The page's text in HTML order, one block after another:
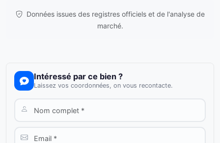
Données issues des registres officiels et de l'analyse de
marché.
Intéressé par ce bien ?
Laissez vos coordonnées, on vous recontacte.